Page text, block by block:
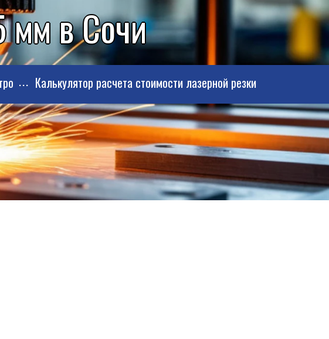
мм в Сочи
Калькулятор расчета стоимости лазерной резки